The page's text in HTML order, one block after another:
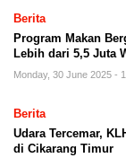
Berita
Program Makan
Lebih dari 5,5 Juta
Monday, 30 June 2025 -
Berita
Udara Tercemar,
di Cikarang Timur